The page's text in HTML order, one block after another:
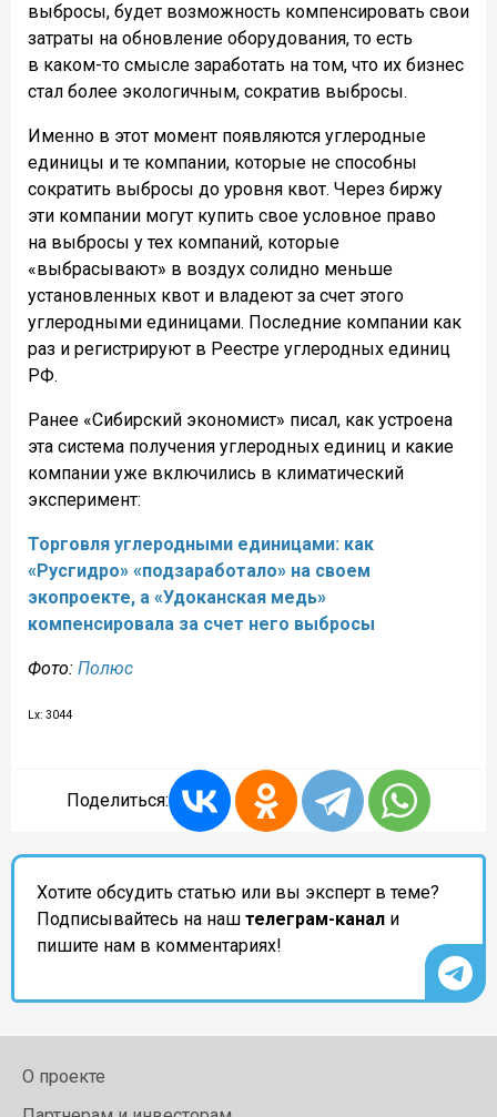
выбросы, будет возможность компенсировать свои
затраты на обновление оборудования, то есть
в каком-то смысле заработать на том, что их бизнес
стал более экологичным, сократив выбросы.
Именно в этот момент появляются углеродные
единицы и те компании, которые не способны
сократить выбросы до уровня квот. Через биржу
эти компании могут купить свое условное право
на выбросы у тех компаний, которые
«выбрасывают» в воздух солидно меньше
установленных квот и владеют за счет этого
углеродными единицами. Последние компании как
раз и регистрируют в Реестре углеродных единиц
РФ.
Ранее «Сибирский экономист» писал, как устроена
эта система получения углеродных единиц и какие
компании уже включились в климатический
эксперимент:
Торговля углеродными единицами: как
«Русгидро» «подзаработало» на своем
экопроекте, а «Удоканская медь»
компенсировала за счет него выбросы
Фото: Полюс
Lx: 3044
Поделиться:
Хотите обсудить статью или вы эксперт в теме?
Подписывайтесь на наш телеграм-канал и
пишите нам в комментариях!
О проекте